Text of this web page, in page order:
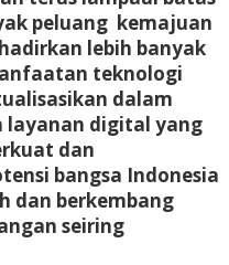
peluang kemajuan
lebih banyak
teknologi
dalam
layanan digital yang
dan
bangsa Indonesia
dan berkembang
seiring